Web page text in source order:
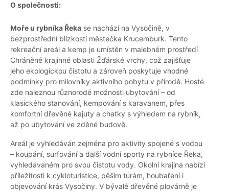
O společnosti:
Moře u rybníka Řeka se nachází na Vysočině, v
bezprostřední blízkosti městečka Krucemburk. Tento
rekreační areál a kemp je umístěn v malebném prostředí
Chráněné krajinné oblasti Žďárské vrchy, což zajišťuje
jeho ekologickou čistotu a zároveň poskytuje vhodné
podmínky pro milovníky aktivního pobytu v přírodě. Hosté
zde naleznou různorodé možnosti ubytování – od
klasického stanování, kempování s karavanem, přes
komfortní dřevěné kajuty a chatky s výhledem na rybník,
až po ubytování ve zděné budově.
Areál je vyhledáván zejména pro aktivity spojené s vodou
– koupání, surfování a další vodní sporty na rybníce Řeka,
vyhledávaném pro svou čistotu vody. Okolní krajina nabízí
příležitosti k cykloturistice, pěším túrám, houbaření i
objevování krás Vysočiny. V bývalé dřevěné plovárně je